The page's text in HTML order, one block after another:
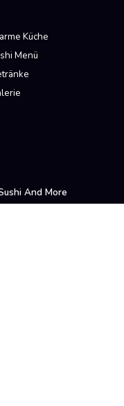
Küche
Menü
And More